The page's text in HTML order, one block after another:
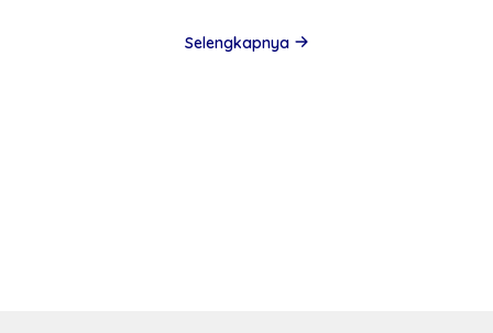
Selengkapnya